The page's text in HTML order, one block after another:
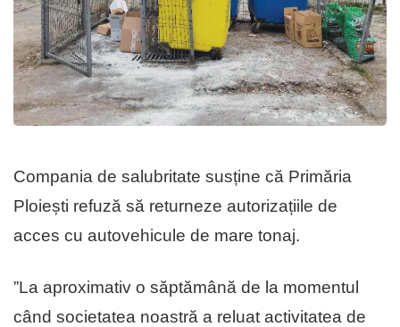
Compania de salubritate susține că Primăria
Ploiești refuză să returneze autorizațiile de
acces cu autovehicule de mare tonaj.
”La aproximativ o săptămână de la momentul
când societatea noastră a reluat activitatea de